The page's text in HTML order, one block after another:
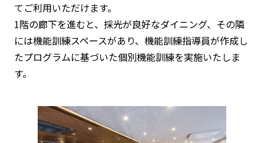
てご利用いただけます。
1階の廊下を進むと、採光が良好なダイニング、その隣
には機能訓練スペースがあり、機能訓練指導員が作成し
たプログラムに基づいた個別機能訓練を実施いたしま
す。